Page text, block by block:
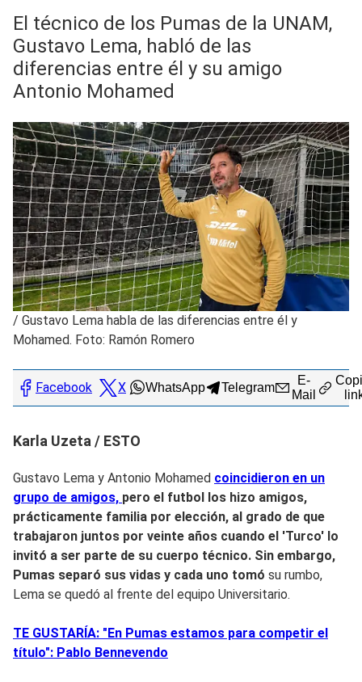
El técnico de los Pumas de la UNAM,
Gustavo Lema, habló de las
diferencias entre él y su amigo
Antonio Mohamed
/ Gustavo Lema habla de las diferencias entre él y
Mohamed. Foto: Ramón Romero
Facebook X WhatsApp Telegram
E-
Mail
Karla Uzeta / ESTO
Gustavo Lema y Antonio Mohamed coincidieron en un
grupo de amigos, pero el futbol los hizo amigos,
prácticamente familia por elección, al grado de que
trabajaron juntos por veinte años cuando el 'Turco' lo
invitó a ser parte de su cuerpo técnico. Sin embargo,
Pumas separó sus vidas y cada uno tomó su rumbo,
Lema se quedó al frente del equipo Universitario.
TE GUSTARÍA: "En Pumas estamos para competir el
título": Pablo Bennevendo